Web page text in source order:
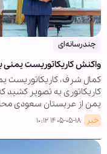
چندرسانه‌ای
واکنش کاریکاتوریست یمنی
کمال شرف، کاریکاتوریست
کاریکاتوری به تصویر کشید
یمن از عربستان سعودی
خبر ۱۴۰۵-۰۵-۱۸ ۱۰:۱۲